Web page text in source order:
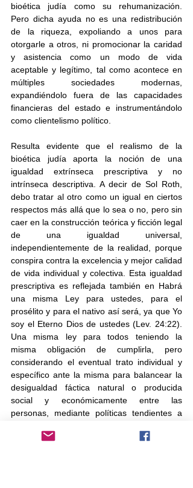
bioética judía como su rehumanización.
Pero dicha ayuda no es una redistribución
de la riqueza, expoliando a unos para
otorgarle a otros, ni promocionar la caridad
y asistencia como un modo de vida
aceptable y legítimo, tal como acontece en
múltiples sociedades modernas,
expandiéndolo fuera de las capacidades
financieras del estado e instrumentándolo
como clientelismo político.
Resulta evidente que el realismo de la
bioética judía aporta la noción de una
igualdad extrínseca prescriptiva y no
intrínseca descriptiva. A decir de Sol Roth,
debo tratar al otro como un igual en ciertos
respectos más allá que lo sea o no, pero sin
caer en la construcción teórica y ficción legal
de una igualdad universal,
independientemente de la realidad, porque
conspira contra la excelencia y mejor calidad
de vida individual y colectiva. Esta igualdad
prescriptiva es reflejada también en Habrá
una misma Ley para ustedes, para el
prosélito y para el nativo así será, ya que Yo
soy el Eterno Dios de ustedes (Lev. 24:22).
Una misma ley para todos teniendo la
misma obligación de cumplirla, pero
considerando el eventual trato individual y
específico ante la misma para balancear la
desigualdad fáctica natural o producida
social y económicamente entre las
personas, mediante políticas tendientes a
social posible. Esto es, la ley debe ser